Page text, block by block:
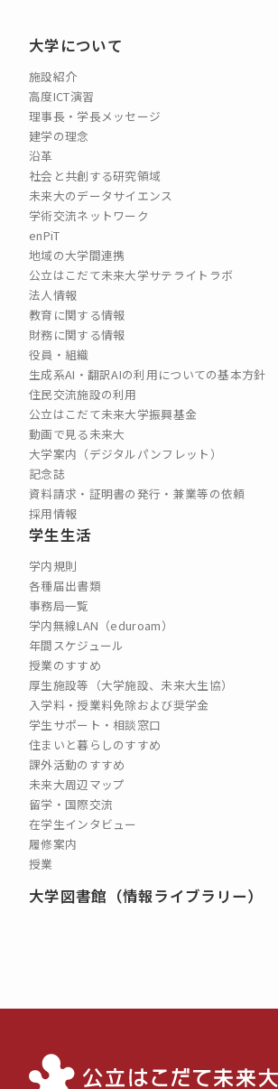
大学について
施設紹介
高度ICT演習
理事長・学長メッセージ
建学の理念
沿革
社会と共創する研究領域
未来大のデータサイエンス
学術交流ネットワーク
enPiT
地域の大学間連携
公立はこだて未来大学サテライトラボ
法人情報
教育に関する情報
財務に関する情報
役員・組織
生成系AI・翻訳AIの利用についての基本方針
住民交流施設の利用
公立はこだて未来大学振興基金
動画で見る未来大
大学案内（デジタルパンフレット）
記念誌
資料請求・証明書の発行・兼業等の依頼
採用情報
学生生活
学内規則
各種届出書類
事務局一覧
学内無線LAN（eduroam）
年間スケジュール
授業のすすめ
厚生施設等（大学施設、未来大生協）
入学料・授業料免除および奨学金
学生サポート・相談窓口
住まいと暮らしのすすめ
課外活動のすすめ
未来大周辺マップ
留学・国際交流
在学生インタビュー
履修案内
授業
大学図書館（情報ライブラリー）